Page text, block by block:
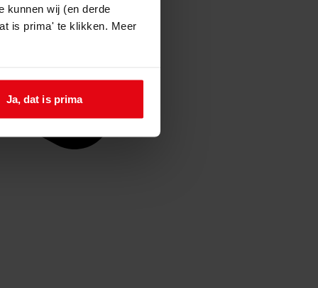
kunnen wij (en derde
is prima' te klikken. Meer
Ja, dat is prima